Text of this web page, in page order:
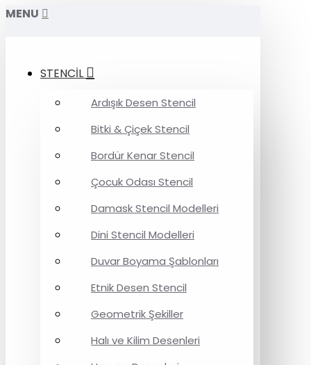
MENU
STENCİL
Ardışık Desen Stencil
Bitki & Çiçek Stencil
Bordür Kenar Stencil
Çocuk Odası Stencil
Damask Stencil Modelleri
Dini Stencil Modelleri
Duvar Boyama Şablonları
Etnik Desen Stencil
Geometrik Şekiller
Halı ve Kilim Desenleri